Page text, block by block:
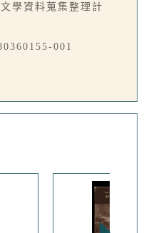
學資料蒐集整理計
001